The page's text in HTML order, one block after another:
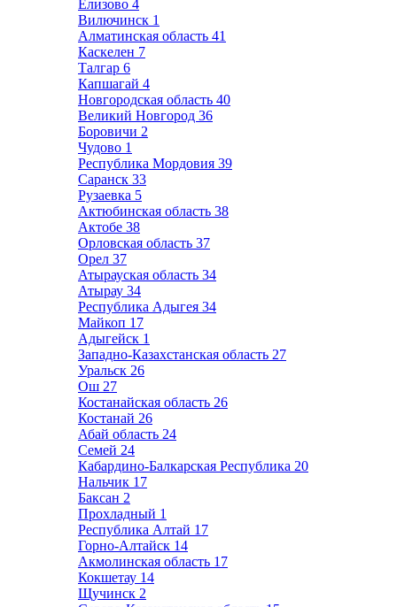
Елизово 4
Вилючинск 1
Алматинская область 41
Каскелен 7
Талгар 6
Капшагай 4
Новгородская область 40
Великий Новгород 36
Боровичи 2
Чудово 1
Республика Мордовия 39
Саранск 33
Рузаевка 5
Актюбинская область 38
Актобе 38
Орловская область 37
Орел 37
Атырауская область 34
Атырау 34
Республика Адыгея 34
Майкоп 17
Адыгейск 1
Западно-Казахстанская область 27
Уральск 26
Ош 27
Костанайская область 26
Костанай 26
Абай область 24
Семей 24
Кабардино-Балкарская Республика 20
Нальчик 17
Баксан 2
Прохладный 1
Республика Алтай 17
Горно-Алтайск 14
Акмолинская область 17
Кокшетау 14
Щучинск 2